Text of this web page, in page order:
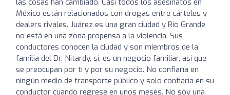
México están relacionados con drogas entre cárteles y
dealers rivales. Juárez es una gran ciudad y Rio Grande
no está en una zona propensa a la violencia. Sus
conductores conocen la ciudad y son miembros de la
familia del Dr. Nitardy, sí, es un negocio familiar, así que
se preocupan por ti y por su negocio. No confiaría en
ningún medio de transporte público y solo confiaría en su
conductor cuando regrese en unos meses. No soy una